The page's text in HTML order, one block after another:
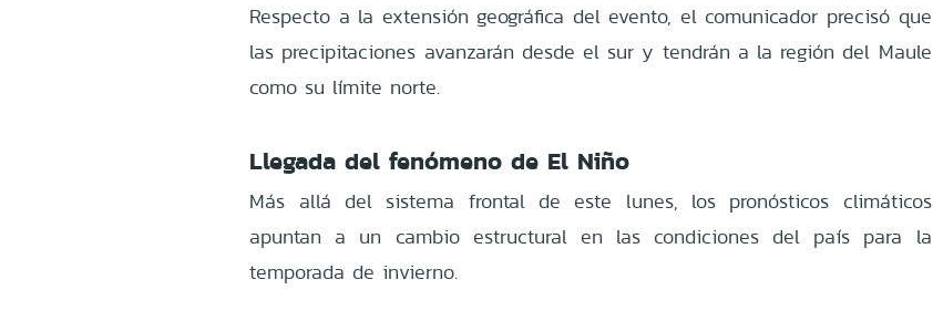
Respecto a la extensión geográfica del evento, el comunicador precisó que
las precipitaciones avanzarán desde el sur y tendrán a la región del Maule
como su límite norte.
Llegada del fenómeno de El Niño
Más allá del sistema frontal de este lunes, los pronósticos climáticos
apuntan a un cambio estructural en las condiciones del país para la
temporada de invierno.